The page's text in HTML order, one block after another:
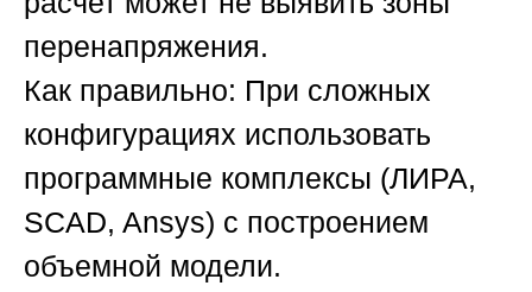
перенапряжения.
Как правильно: При сложных
конфигурациях использовать
программные комплексы (ЛИРА,
SCAD, Ansys) с построением
объемной модели.